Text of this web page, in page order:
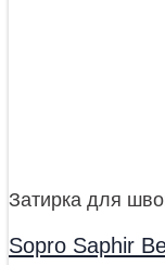
Затирка для
Sopro Saphir